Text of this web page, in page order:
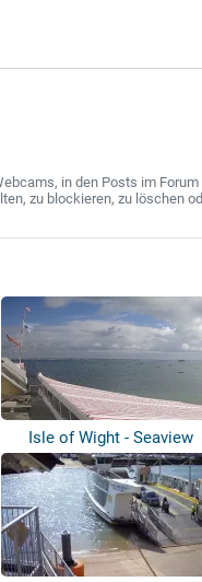
in den Posts im
zu blockieren, zu löschen
Isle of Wight - Seaview